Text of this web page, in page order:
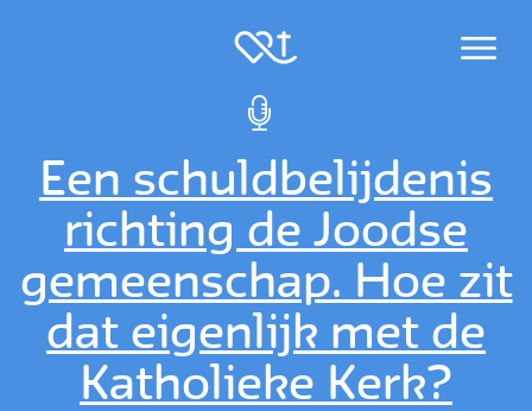
Menu
Een schuldbelijdenis
richting de Joodse
gemeenschap. Hoe zit
dat eigenlijk met de
Katholieke Kerk?